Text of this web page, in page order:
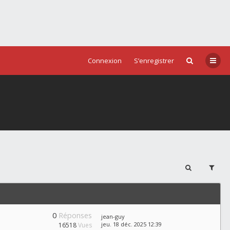
Connexion S’enregistrer
0 Réponses
16518Vues
jean-guy
jeu. 18 déc. 2025 12:39